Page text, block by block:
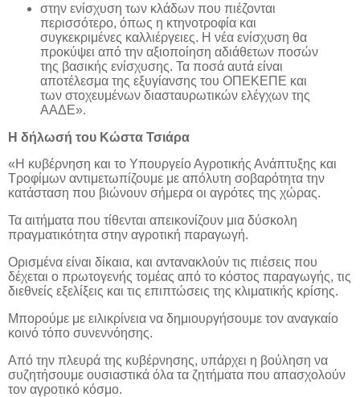
στην ενίσχυση των κλάδων που πιέζονται
περισσότερο, όπως η κτηνοτροφία και
συγκεκριμένες καλλιέργειες. Η νέα ενίσχυση θα
προκύψει από την αξιοποίηση αδιάθετων ποσών
της βασικής ενίσχυσης. Τα ποσά αυτά είναι
αποτέλεσμα της εξυγίανσης του ΟΠΕΚΕΠΕ και
των στοχευμένων διασταυρωτικών ελέγχων της
ΑΑΔΕ».
Η δήλωσή του Κώστα Τσιάρα
«Η κυβέρνηση και το Υπουργείο Αγροτικής Ανάπτυξης και
Τροφίμων αντιμετωπίζουμε με απόλυτη σοβαρότητα την
κατάσταση που βιώνουν σήμερα οι αγρότες της χώρας.
Τα αιτήματα που τίθενται απεικονίζουν μια δύσκολη
πραγματικότητα στην αγροτική παραγωγή.
Ορισμένα είναι δίκαια, και αντανακλούν τις πιέσεις που
δέχεται ο πρωτογενής τομέας από το κόστος παραγωγής, τις
διεθνείς εξελίξεις και τις επιπτώσεις της κλιματικής κρίσης.
Μπορούμε με ειλικρίνεια να δημιουργήσουμε τον αναγκαίο
κοινό τόπο συνεννόησης.
Από την πλευρά της κυβέρνησης, υπάρχει η βούληση να
συζητήσουμε ουσιαστικά όλα τα ζητήματα που απασχολούν
τον αγροτικό κόσμο.